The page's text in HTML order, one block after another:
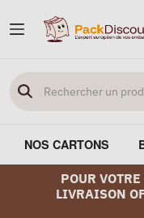
NOS CARTONS
POUR
LIVRAISON